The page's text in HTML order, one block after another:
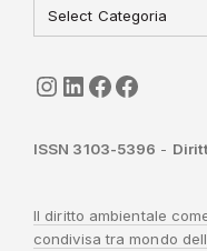
seguici
LinkedIn
ISGI-CNR
ISSN 3103-5396 -
Il diritto ambientale
condivisa tra mondo